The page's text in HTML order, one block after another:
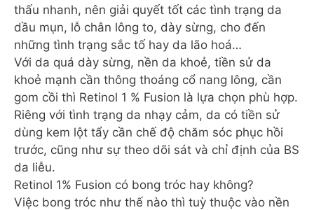
thấu nhanh, nên giải quyết tốt các tình trạng da
dầu mụn, lỗ chân lông to, dày sừng, cho đến
những tình trạng sắc tố hay da lão hoá…
Với da quá dày sừng, nền da khoẻ, tiền sử da
khoẻ mạnh cần thông thoáng cổ nang lông, cần
gom cồi thì Retinol 1 % Fusion là lựa chọn phù hợp.
Riêng với tình trạng da nhạy cảm, da có tiền sử
dùng kem lột tẩy cần chế độ chăm sóc phục hồi
trước, cũng như sự theo dõi sát và chỉ định của BS
da liễu.
Retinol 1% Fusion có bong tróc hay không?
Việc bong tróc như thế nào thì tuỳ thuộc vào nền